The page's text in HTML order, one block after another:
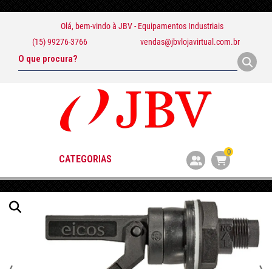
Olá, bem-vindo à JBV - Equipamentos Industriais
(15) 99276-3766
vendas@jbvlojavirtual.com.br
CATEGORIAS
0